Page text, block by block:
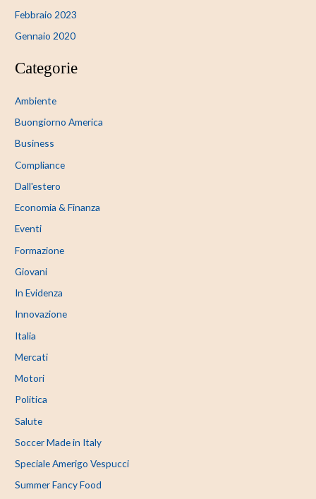
Febbraio 2023
Gennaio 2020
Categorie
Ambiente
Buongiorno America
Business
Compliance
Dall'estero
Economia & Finanza
Eventi
Formazione
Giovani
In Evidenza
Innovazione
Italia
Mercati
Motori
Politica
Salute
Soccer Made in Italy
Speciale Amerigo Vespucci
Summer Fancy Food